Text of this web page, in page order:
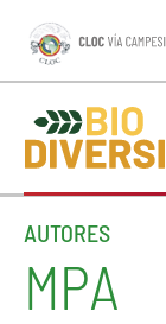
AUTORES
MPA